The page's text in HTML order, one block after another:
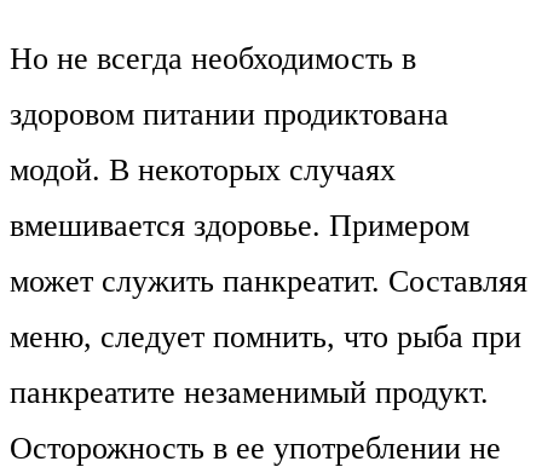
Но не всегда необходимость в
здоровом питании продиктована
модой. В некоторых случаях
вмешивается здоровье. Примером
может служить панкреатит. Составляя
меню, следует помнить, что рыба при
панкреатите незаменимый продукт.
Осторожность в ее употреблении не